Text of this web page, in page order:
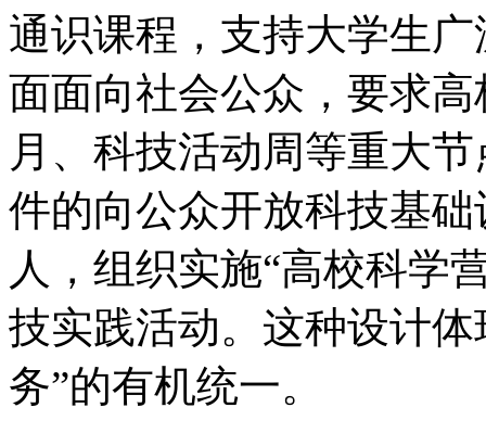
通识课程，支持大学生
面面向社会公众，要求
月、科技活动周等重大
件的向公众开放科技基
人，组织实施“高校科学
技实践活动。这种设计
务”的有机统一。